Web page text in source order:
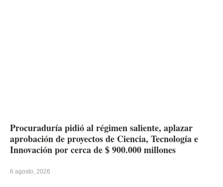
Procuraduría pidió al régimen saliente, aplazar
aprobación de proyectos de Ciencia, Tecnología e
Innovación por cerca de $ 900.000 millones
6 agosto, 2026